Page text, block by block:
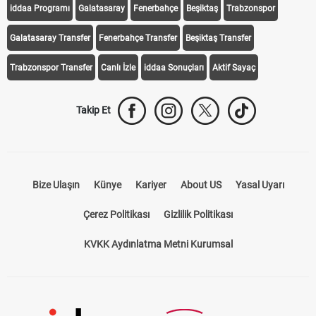
iddaa Programı Galatasaray Fenerbahçe Beşiktaş Trabzonspor
Galatasaray Transfer Fenerbahçe Transfer Beşiktaş Transfer
Trabzonspor Transfer Canlı İzle iddaa Sonuçları Aktif Sayaç
Takip Et
Bize Ulaşın Künye Kariyer About US Yasal Uyarı
Çerez Politikası Gizlilik Politikası
KVKK Aydınlatma Metni Kurumsal